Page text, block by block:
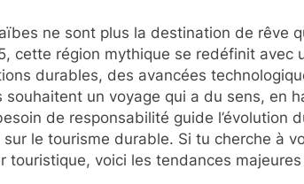
ne sont plus la destination de rêve
cette région mythique se redéfinit avec
durables, des avancées
souhaitent un voyage qui a du sens, en
de responsabilité guide l’évolution
le tourisme durable. Si tu cherche à
touristique, voici les tendances